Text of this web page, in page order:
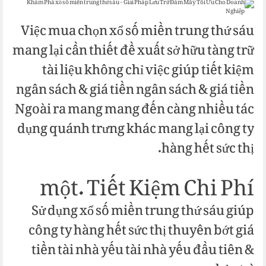
Việc mua chọn xổ số miền trung thứ sáu
mang lại cần thiết đề xuất sở hữu tàng trữ
tài liệu không chỉ việc giúp tiết kiệm
ngân sách & giá tiền ngân sách & giá tiền
Ngoài ra mang mang đến càng nhiều tác
dụng quánh trưng khác mang lại công ty
hàng hết sức thị.
một. Tiết Kiệm Chi Phí
Sử dụng xổ số miền trung thứ sáu giúp
công ty hàng hết sức thị thuyên bớt giá
tiền tài nhà yếu tài nhà yếu đầu tiên &